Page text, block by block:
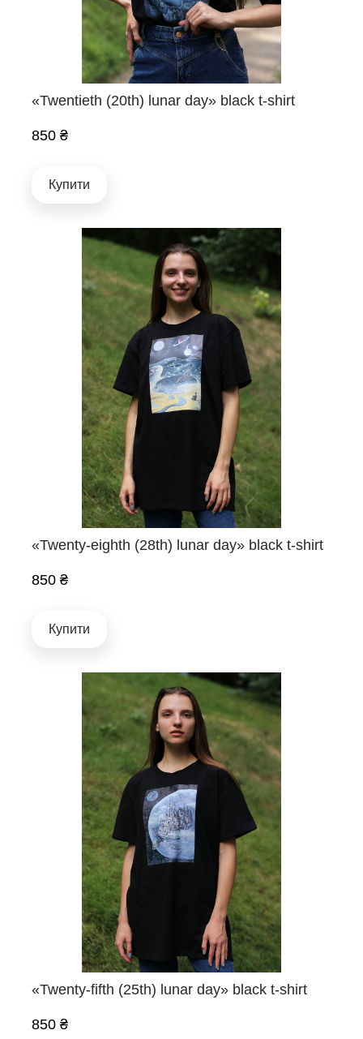
«Twentieth (20th) lunar day» black t-shirt
850 ₴
Купити
«Twenty-eighth (28th) lunar day» black t-shirt
850 ₴
Купити
«Twenty-fifth (25th) lunar day» black t-shirt
850 ₴